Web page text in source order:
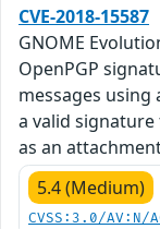
CVE-2018-15587
GNOME
OpenPGP
messages using
a valid
as an
5.4 (Medium)
CVSS:3.0/